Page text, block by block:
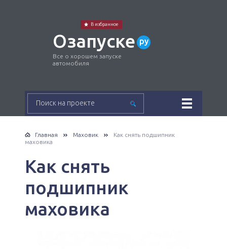
Озапуске ру
Все о хорошем запуске
автомобиля
В избранное
Главная Маховик
Как снять подшипник
маховика
Как снять
подшипник
маховика